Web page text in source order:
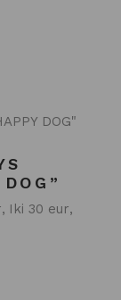
Iki 30 eur